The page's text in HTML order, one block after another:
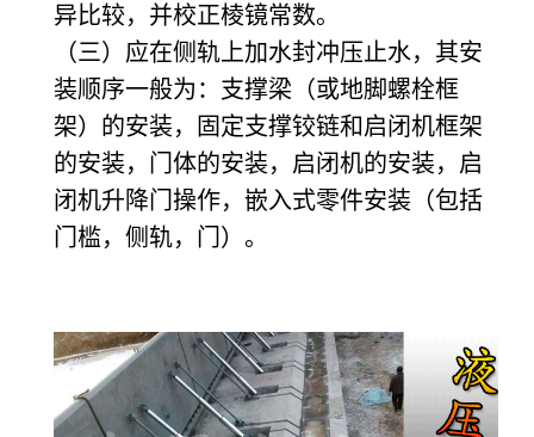
异比较，并校正棱镜常数。
（三）应在侧轨上加水封冲压止水，其安
装顺序一般为：支撑梁（或地脚螺栓框
架）的安装，固定支撑铰链和启闭机框架
的安装，门体的安装，启闭机的安装，启
闭机升降门操作，嵌入式零件安装（包括
门槛，侧轨，门）。